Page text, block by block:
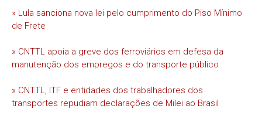
» Lula sanciona nova lei pelo cumprimento do Piso Mínimo
de Frete
» CNTTL apoia a greve dos ferroviários em defesa da
manutenção dos empregos e do transporte público
» CNTTL, ITF e entidades dos trabalhadores dos
transportes repudiam declarações de Milei ao Brasil